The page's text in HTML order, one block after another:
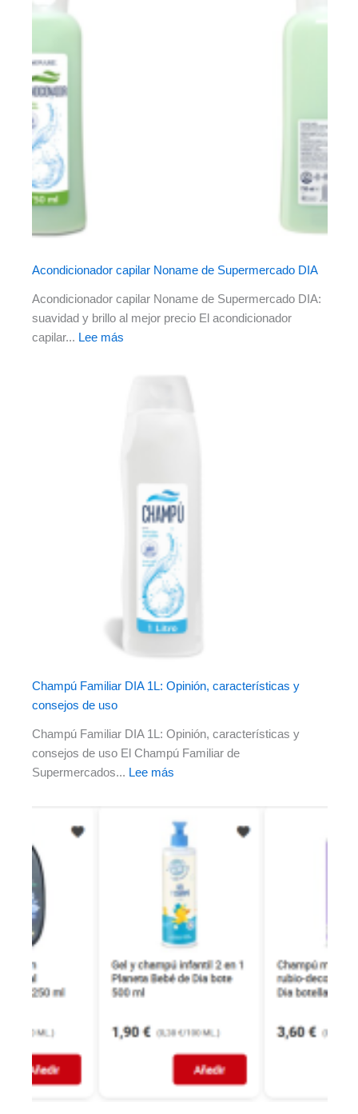
Acondicionador capilar Noname de Supermercado DIA
Acondicionador capilar Noname de Supermercado DIA:
suavidad y brillo al mejor precio El acondicionador
capilar... Lee más
Champú Familiar DIA 1L: Opinión, características y
consejos de uso
Champú Familiar DIA 1L: Opinión, características y
consejos de uso El Champú Familiar de
Supermercados... Lee más